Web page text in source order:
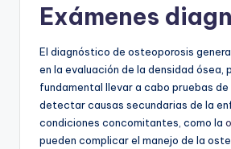
Exámenes
El diagnóstico de osteoporosis
en la evaluación de la densidad ósea,
fundamental llevar a cabo pruebas
detectar causas secundarias de la
condiciones concomitantes, como la
pueden complicar el manejo de la